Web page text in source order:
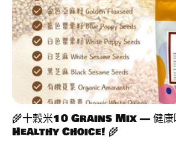
🌾十穀米10 Grains Mix — 健康
Healthy Choice! 🌾